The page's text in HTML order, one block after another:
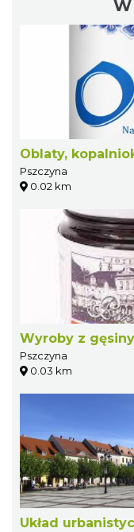
Oblaty,
Pszczyna
0.02 km
Wyroby z
Pszczyna
0.03 km
Układ